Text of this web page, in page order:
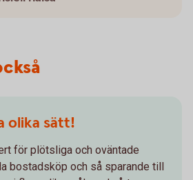
olika sätt!
för plötsliga och oväntade
bostadsköp och så sparande till